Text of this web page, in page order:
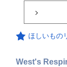
ほしいもの
West's